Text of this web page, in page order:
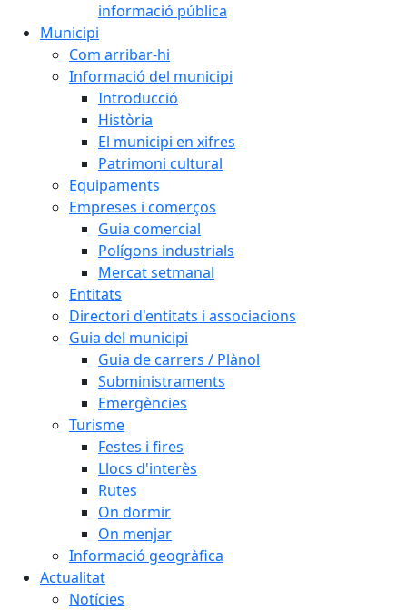
informació pública
Municipi
Com arribar-hi
Informació del municipi
Introducció
Història
El municipi en xifres
Patrimoni cultural
Equipaments
Empreses i comerços
Guia comercial
Polígons industrials
Mercat setmanal
Entitats
Directori d'entitats i associacions
Guia del municipi
Guia de carrers / Plànol
Subministraments
Emergències
Turisme
Festes i fires
Llocs d'interès
Rutes
On dormir
On menjar
Informació geogràfica
Actualitat
Notícies